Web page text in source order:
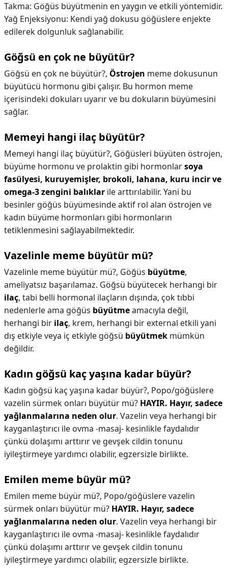
Takma: Göğüs büyütmenin en yaygın ve etkili yöntemidir.
Yağ Enjeksiyonu: Kendi yağ dokusu göğüslere enjekte
edilerek dolgunluk sağlanabilir.
Göğsü en çok ne büyütür?
Göğsü en çok ne büyütür?, Östrojen meme dokusunun
büyütücü hormonu gibi çalışır. Bu hormon meme
içerisindeki dokuları uyarır ve bu dokuların büyümesini
sağlar.
Memeyi hangi ilaç büyütür?
Memeyi hangi ilaç büyütür?, Göğüsleri büyüten östrojen,
büyüme hormonu ve prolaktin gibi hormonlarsoya
fasülyesi, kuruyemişler, brokoli, lahana, kuru incir ve
omega-3 zengini balıklar ile arttırılabilir. Yani bu
besinler göğüs büyümesinde aktif rol alan östrojen ve
kadın büyüme hormonları gibi hormonların
tetiklenmesini sağlayabilmektedir.
Vazelinle meme büyütür mü?
Vazelinle meme büyütür mü?, Göğüs büyütme,
ameliyatsız başarılamaz. Göğsü büyütecek herhangi bir
ilaç, tabi belli hormonal ilaçların dışında, çok tıbbi
nedenlerle ama göğüs büyütmeamacıyla değil,
herhangi bir ilaç, krem, herhangi bir external etkili yani
dış etkiyle veya iç etkiyle göğsü büyütmek mümkün
değildir.
Kadın göğsü kaç yaşına kadar büyür?
Kadın göğsü kaç yaşına kadar büyür?, Popo/göğüslere
vazelin sürmek onları büyütür mü? HAYIR. Hayır, sadece
yağlanmalarına neden olur. Vazelin veya herhangi bir
kayganlaştırıcı ile ovma -masaj- kesinlikle faydalıdır
çünkü dolaşımı arttırır ve gevşek cildin tonunu
iyileştirmeye yardımcı olabilir, egzersizle birlikte.
Emilen meme büyür mü?
Emilen meme büyür mü?, Popo/göğüslere vazelin
sürmek onları büyütür mü? HAYIR. Hayır, sadece
yağlanmalarına neden olur. Vazelin veya herhangi bir
kayganlaştırıcı ile ovma -masaj- kesinlikle faydalıdır
çünkü dolaşımı arttırır ve gevşek cildin tonunu
iyileştirmeye yardımcı olabilir, egzersizle birlikte.